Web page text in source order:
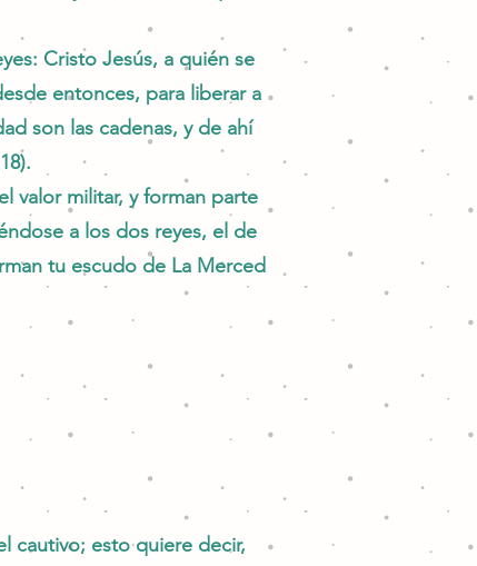
Cristo Jesús, a quién se
entonces, para liberar a
son las cadenas, y de ahí
valor militar, y forman parte
a los dos reyes, el de
tu escudo de La Merced
cautivo; esto quiere decir,